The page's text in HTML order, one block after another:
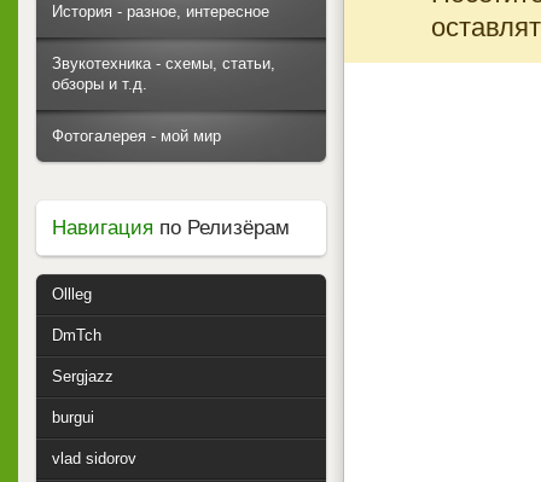
История - разное, интересное
Звукотехника - схемы, статьи,
обзоры и т.д.
Фотогалерея - мой мир
Навигация по Релизёрам
Ollleg
DmTch
Sergjazz
burgui
vlad sidorov